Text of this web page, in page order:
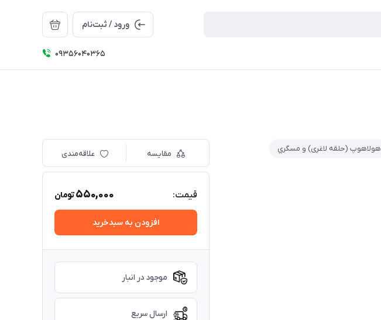
ورود / ثبت‌نام
09356040365
هولاهوپ (حلقه لاغری) و مسگري
مقایسه علاقه‌مندی
قیمت: 550,000تومان
افزودن به سبدخرید
موجود در انبار
ارسال سریع